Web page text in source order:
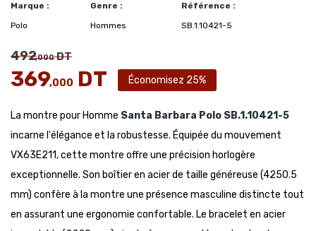
Marque :
Polo
Genre :
Hommes
Référence :
SB.1.10421-5
492,000DT
369,000 DT Économisez 25%
La montre pour Homme Santa Barbara Polo SB.1.10421-5
incarne l'élégance et la robustesse. Équipée du mouvement
VX63E211, cette montre offre une précision horlogère
exceptionnelle. Son boîtier en acier de taille généreuse (4250.5
mm) confère à la montre une présence masculine distincte tout
en assurant une ergonomie confortable. Le bracelet en acier